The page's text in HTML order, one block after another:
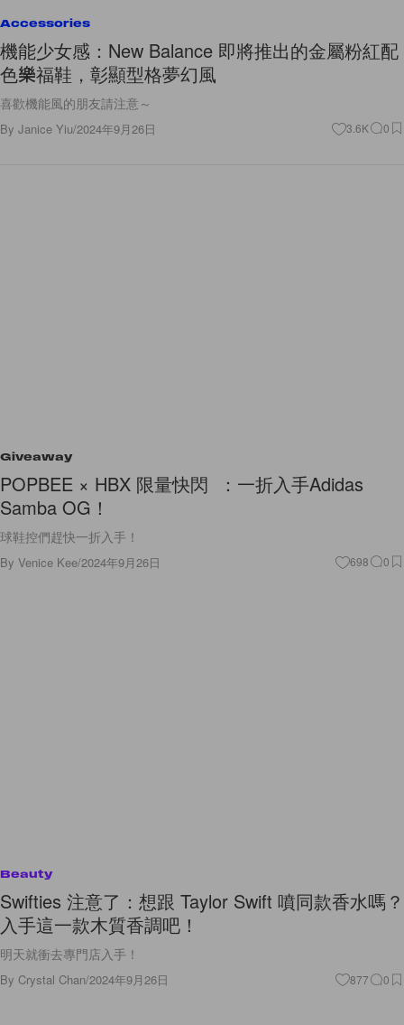
Accessories
機能少女感：New Balance 即將推出的金屬粉紅配
色樂福鞋，彰顯型格夢幻風
喜歡機能風的朋友請注意～
By Janice Yiu/2024年9月26日 3.6K 0
Giveaway
POPBEE × HBX 限量快閃 ：一折入手Adidas
Samba OG！
球鞋控們趕快一折入手！
By Venice Kee/2024年9月26日 698 0
Beauty
Swifties 注意了：想跟 Taylor Swift 噴同款香水嗎？
入手這一款木質香調吧！
明天就衝去專門店入手！
By Crystal Chan/2024年9月26日 877 0